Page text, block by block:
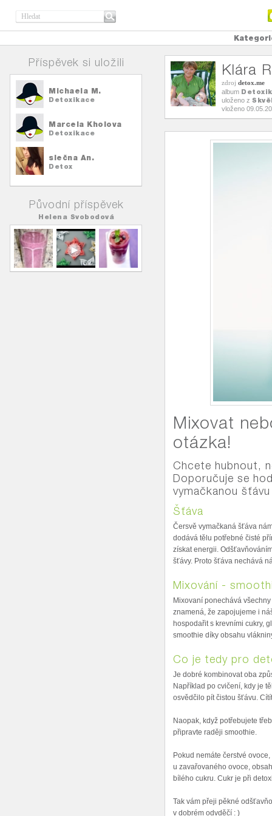
Příspěvek si uložili
Michaela M.
Detoxikace
Marcela Kholova
Detoxikace
slečna An.
Detox
Původní příspěvek
Helena Svobodová
Klára
zdroj detox.me
album
uloženo z
vloženo
Mixovat
otázka!
Chcete hubnout,
Doporučuje se
vymačkanou
Šťáva
Čersvě vymačkaná šťáva
dodává tělu potřebné čisté
získat energii.
šťávy. Proto šťáva nechává
Mixování -
Mixovaní ponechává
znamená, že zapojujeme i
hospodařit s krevními cukry,
smoothie díky obsahu
Co je tedy pro
Je dobré kombinovat oba
Například po cvičení, kdy je
osvědčilo pít čistou šťávu.
Naopak, když potřebujete
připravte raději smoothie.
Pokud nemáte čerstvé
u zavařovaného ovoce,
bílého cukru. Cukr je při
Tak vám přeji pěkné
v dobrém odvděčí : )